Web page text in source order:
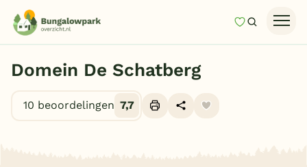
MijnZoeken
Last minutes
Top 12 aanbiedingen
Domein De Schatberg
10 beoordelingen 7,7